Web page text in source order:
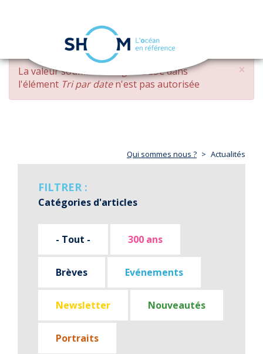
Aller
contenu
principal
navigation
×
MESSAGE
D'ERREUR
La valeur soumise changed DESCdans
l'élément Tri par daten'est pas autorisée
Qui sommes nous ? Actualités
FILTRER :
Catégories d'articles
- Tout - 300 ans
Brèves Evénements
Newsletter Nouveautés
Portraits